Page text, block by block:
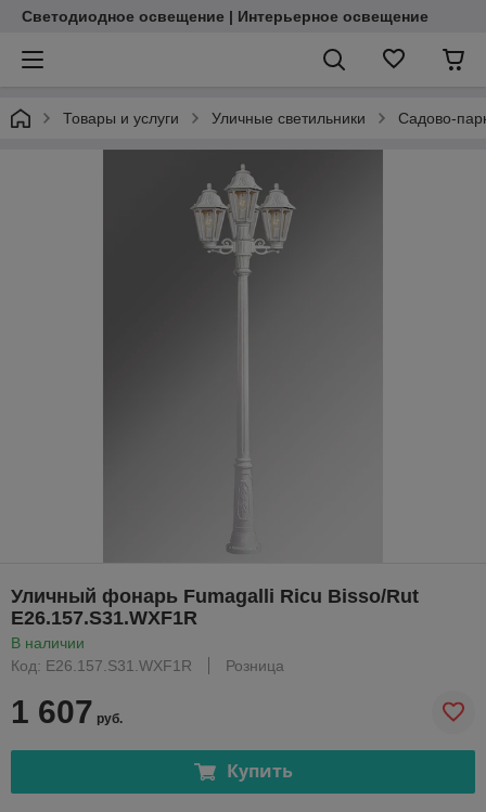
Светодиодное освещение | Интерьерное освещение
Товары и услуги Уличные светильники Садово-
Уличный фонарь Fumagalli Ricu Bisso/Rut
E26.157.S31.WXF1R
В наличии
Код: E26.157.S31.WXF1R
Розница
1 607 руб.
Купить